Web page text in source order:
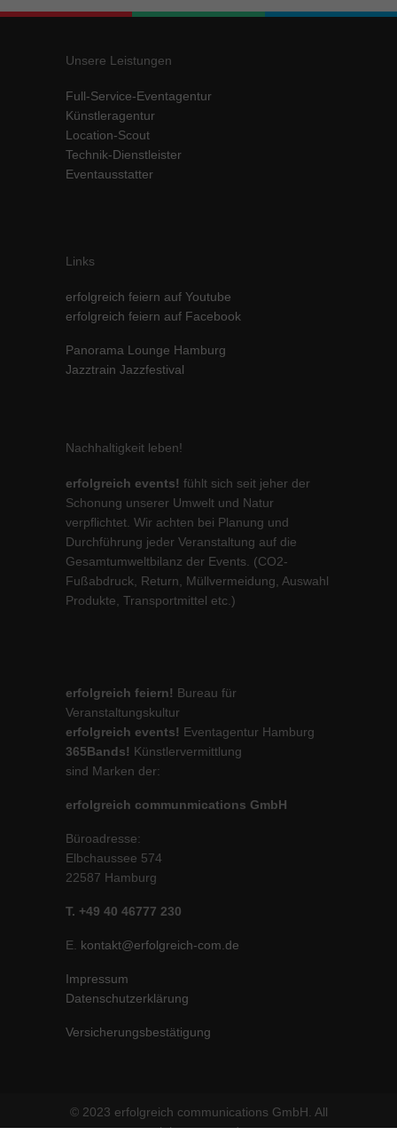
Unsere Leistungen
Full-Service-Eventagentur
Künstleragentur
Location-Scout
Technik-Dienstleister
Eventausstatter
Links
erfolgreich feiern auf Youtube
erfolgreich feiern auf Facebook
Panorama Lounge Hamburg
Jazztrain Jazzfestival
Nachhaltigkeit leben!
erfolgreich events! fühlt sich seit jeher der
Schonung unserer Umwelt und Natur
verpflichtet. Wir achten bei Planung und
Durchführung jeder Veranstaltung auf die
Gesamtumweltbilanz der Events. (CO2-
Fußabdruck, Return, Müllvermeidung, Auswahl
Produkte, Transportmittel etc.)
erfolgreich feiern! Bureau für
Veranstaltungskultur
erfolgreich events! Eventagentur Hamburg
365Bands! Künstlervermittlung
sind Marken der:
erfolgreich communmications GmbH
Büroadresse:
Elbchaussee 574
22587 Hamburg
T. +49 40 46777 230
E. kontakt@erfolgreich-com.de
Impressum
Datenschutzerklärung
Versicherungsbestätigung
© 2023 erfolgreich communications GmbH. All
rights reserved.